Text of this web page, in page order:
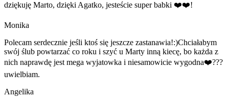
dziękuję Marto, dzięki Agatko, jesteście super babki ❤️❤️!
Monika
Polecam serdecznie jeśli ktoś się jeszcze zastanawia!:)Chciałabym
swój ślub powtarzać co roku i szyć u Marty inną kiecę, bo każda z
nich naprawdę jest mega wyjatowka i niesamowicie wygodna❤️???
uwielbiam.
Angelika